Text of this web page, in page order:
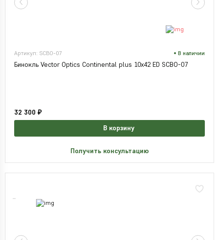
Артикул: SCBO-07 В наличии
Бинокль Vector Optics Continental plus 10x42 ED SCBO-07
32 300 ₽
В корзину
Получить консультацию